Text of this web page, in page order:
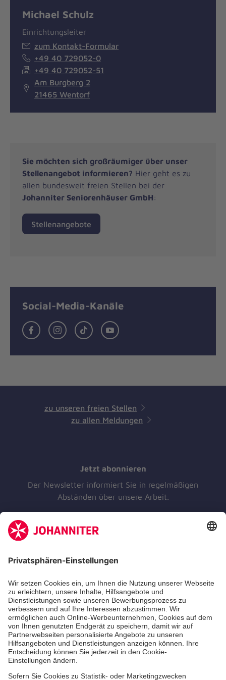
Michael Schulz
Einrichtungsleiter
zum Kontakt-Formular
+49 40 729052-0
+49 40 729052-51
Am Burgberg 2
21465 Wentorf
Sie möchten sich großräumiger über unser
Stellenangebot informieren? Hier geht es zu
allen bundesweit freien Stellen bei der
Johanniter Seniorenhäuser GmbH:
Stellenangebote
Social-Media-Kanäle
FacebookInstagramTikTok Youtube
zu unseren freien Stellen
zu allen Meldungen
Jetzt abonnieren
Der Newsletter informiert Sie in regelmäßigen
Abständen über unsere Arbeit.
Unsere Standorte
Leistungen
Kennzahlen und Struktur
Als Pflegefachkraft arbeiten
Qualität